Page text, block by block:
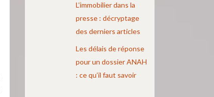
L’immobilier dans la
presse : décryptage
des derniers articles
Les délais de réponse
pour un dossier ANAH
: ce qu’il faut savoir